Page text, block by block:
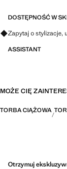
DOSTĘPNOŚĆ W
Zapytaj o stylizacje,
ASSISTANT
MOŻE CIĘ
TORBA CIĄŻOWA
Otrzymuj